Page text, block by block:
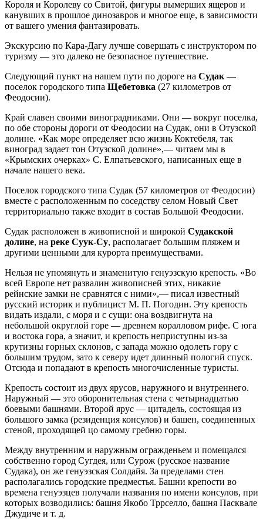
Короля и Королеву со Свитой, фигуры вымерших ящеров и
канувших в прошлое динозавров и многое еще, в зависимости
от вашего умения фантазировать.
Экскурсию по Кара-Дагу лучше совершать с инструктором по
туризму — это далеко не безопасное путешествие.
Следующий пункт на нашем пути по дороге на Судак —
поселок городского типа Щебетовка (27 километров от
Феодосии).
Край славен своими виноградниками. Они — вокруг поселка,
по обе стороны дороги от Феодосии на Судак, они в Отузской
долине. «Как море определяет всю жизнь Коктебеля, так
виноград задает тон Отузской долине»,— читаем мы в
«Крымских очерках» С. Елпатьевского, написанных еще в
начале нашего века.
Поселок городского типа Судак (57 километров от Феодосии)
вместе с расположенным по соседству селом Новый Свет
территориально также входит в состав Большой Феодосии.
Судак расположен в живописной и широкой Судакской
долине, на реке Суук-Су, располагает большим пляжем и
другими ценными для курорта преимуществами.
Нельзя не упомянуть и знаменитую генуэзскую крепость. «Во
всей Европе нет развалин живописней этих, никакие
рейнские замки не сравнятся с ними»,— писал известный
русский историк и публицист М. П. Погодин. Эту крепость
видать издали, с моря и с сущи: она воздвигнута на
небольшой округлой горе — древнем коралловом рифе. С юга
и востока гора, а значит, и крепость неприступны из-за
крутизны горных склонов, с запада можно одолеть гору с
большим трудом, зато к северу идет длинный пологий спуск.
Отсюда и попадают в крепость многочисленные туристы.
Крепость состоит из двух ярусов, наружного и внутреннего.
Наружный — это оборонительная стена с четырнадцатью
боевыми башнями. Второй ярус — цитадель, состоящая из
большого замка (резиденция консулов) и башен, соединенных
стеной, проходящей цо самому гребню горы.
Между внутренним и наружным огражденьем и помещался
собственно город Сугдея, или Сурож (русское название
Судака), он же генуэзская Солдайя. За пределами стен
располагались городские предместья. Башни крепости во
времена генуэзцев получали названия по имени консулов, при
которых возводились: башня Якобо Тррселло, башня Пасквале
Джудиче и т. д.